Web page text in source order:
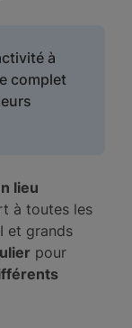
à
complet
lieu
à toutes les
et grands
pour